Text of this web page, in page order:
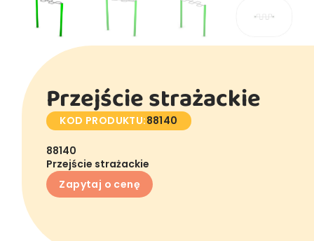
Przejście strażackie
KOD PRODUKTU:88140
88140
Przejście strażackie
Zapytaj o cenę